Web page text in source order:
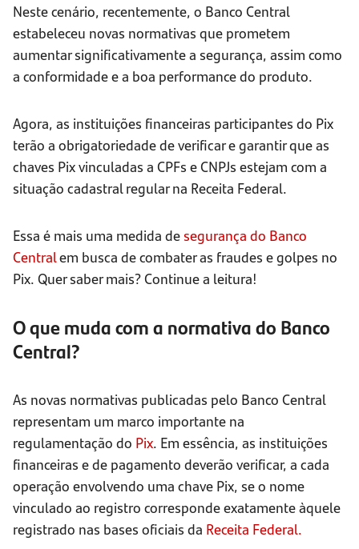
Neste cenário, recentemente, o Banco Central
estabeleceu novas normativas que prometem
aumentar significativamente a segurança, assim como
a conformidade e a boa performance do produto.
Agora, as instituições financeiras participantes do Pix
terão a obrigatoriedade de verificar e garantir que as
chaves Pix vinculadas a CPFs e CNPJs estejam com a
situação cadastral regular na Receita Federal.
Essa é mais uma medida de segurança do Banco
Centralem busca de combater as fraudes e golpes no
Pix. Quer saber mais? Continue a leitura!
O que muda com a normativa do Banco
Central?
As novas normativas publicadas pelo Banco Central
representam um marco importante na
regulamentação do Pix. Em essência, as instituições
financeiras e de pagamento deverão verificar, a cada
operação envolvendo uma chave Pix, se o nome
vinculado ao registro corresponde exatamente àquele
registrado nas bases oficiais da Receita Federal.